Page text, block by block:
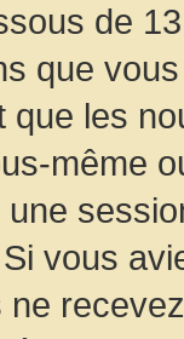
de
que
que les
même
vous